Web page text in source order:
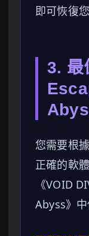
即可恢復
3. 最
您需要根
正確的軟
《VOID
Abyss》中